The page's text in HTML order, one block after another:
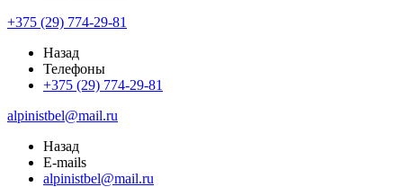
+375 (29) 774-29-81
Назад
Телефоны
+375 (29) 774-29-81
alpinistbel@mail.ru
Назад
E-mails
alpinistbel@mail.ru